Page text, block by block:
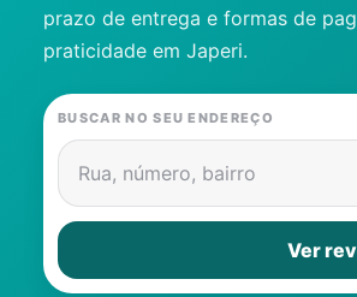
Gás
Contatos
prazo de entrega e formas de
praticidade em Japeri.
BUSCAR NO SEU ENDEREÇO
Rua, número, bairro
Ver